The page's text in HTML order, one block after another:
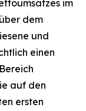
im
dem
und
einen
auf den
ersten